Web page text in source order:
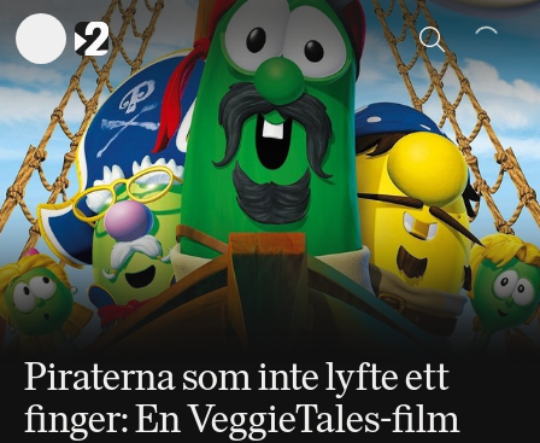
Sök
Piraterna som inte lyfte ett
finger: En VeggieTales-film